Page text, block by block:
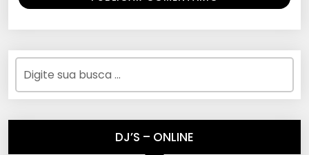
DJ’S – ONLINE